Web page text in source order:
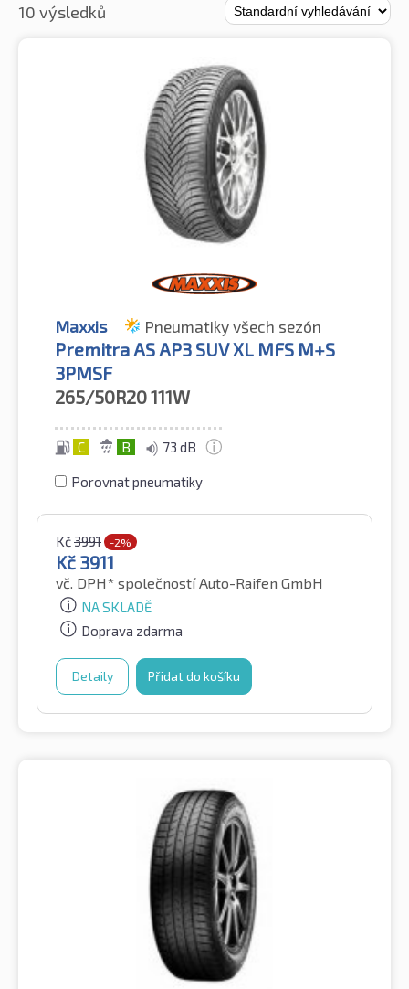
10 výsledků
Maxxis Pneumatiky všech sezón
Premitra AS AP3 SUV XL MFS M+S
3PMSF
265/50R20111W
C B 73 dB
Porovnat pneumatiky
Kč3991 -2%
Kč 3911
vč. DPH* společností Auto-Raifen GmbH
NA SKLADĚ
Doprava zdarma
Detaily Přidat do košíku